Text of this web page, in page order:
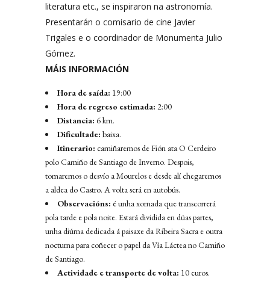
literatura etc., se inspiraron na astronomía.
Presentarán o comisario de cine Javier
Trigales e o coordinador de Monumenta Julio
Gómez.
MÁIS INFORMACIÓN
Hora de saída: 19:00
Hora de regreso estimada: 2:00
Distancia: 6 km.
Dificultade: baixa.
Itinerario: camiñaremos de Fión ata O Cerdeiro
polo Camiño de Santiago de Inverno. Despois,
tomaremos o desvío a Mourelos e desde alí chegaremos
a aldea do Castro. A volta será en autobús.
Observacións: é unha xornada que transcorrerá
pola tarde e pola noite. Estará dividida en dúas partes,
unha diúrna dedicada á paisaxe da Ribeira Sacra e outra
nocturna para coñecer o papel da Vía Láctea no Camiño
de Santiago.
Actividade e transporte de volta: 10 euros.